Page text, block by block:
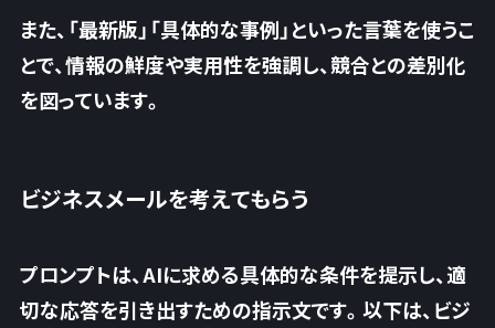
また、「最新版」「具体的な事例」といった言葉を使うこ
とで、情報の鮮度や実用性を強調し、競合との差別化
を図っています。
ビジネスメールを考えてもらう
プロンプトは、AIに求める具体的な条件を提示し、適
切な応答を引き出すための指示文です。以下は、ビジ